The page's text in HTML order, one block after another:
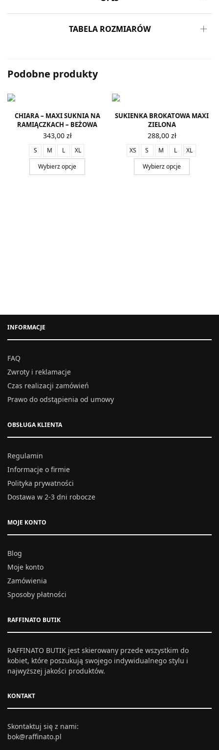
TABELA ROZMIARÓW
Podobne produkty
CHIARA – MAXI SUKNIA NA
RAMIĄCZKACH – BEŻOWA
343,00 zł
S M L
XL
Wybierz opcje
SUKIENKA BROKATOWA MAXI
ZIELONA
288,00 zł
XS S M L
XL
Wybierz opcje
INFORMACJE
FAQ
Zwroty i reklamacje
Czas realizacji zamówień
Prawo do odstąpienia od umowy
OBSŁUGA KLIENTA
Regulamin
Informacje o firmie
Polityka prywatności
Dostawa w 2-3 dni robocze
MOJE KONTO
Blog
Moje konto
Zamówienia
Sposoby płatności
RAFFINATO BUTIK
RAFFINATO BUTIK jest skierowany przede wszystkim do
kobiet, które poszukują swojego indywidualnego stylu i
najwyższej jakości produktów.
KONTAKT
Skontaktuj się z nami:
bok@raffinato.pl